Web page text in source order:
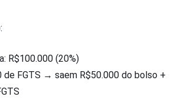
R$100.000 (20%)
de FGTS → saem R$50.000 do bolso +